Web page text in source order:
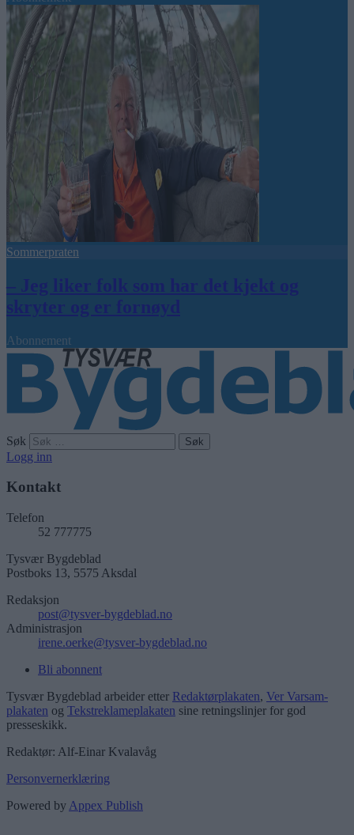
Sommerpraten
– Jeg liker folk som har det kjekt og
skryter og er fornøyd
Abonnement
Søk
Logg inn
Kontakt
Telefon
52 777775
Tysvær Bygdeblad
Postboks 13, 5575 Aksdal
Redaksjon
post@tysver-bygdeblad.no
Administrasjon
irene.oerke@tysver-bygdeblad.no
Bli abonnent
Tysvær Bygdeblad arbeider etter Redaktørplakaten, Ver Varsam-
plakaten og Tekstreklameplakaten sine retningslinjer for god
presseskikk.
Redaktør: Alf-Einar Kvalavåg
Personvernerklæring
Powered by Appex Publish